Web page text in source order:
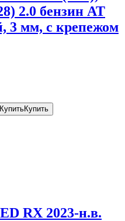
2.0 бензин AT
3 мм, с крепежом
Купить
RX 2023-н.в.